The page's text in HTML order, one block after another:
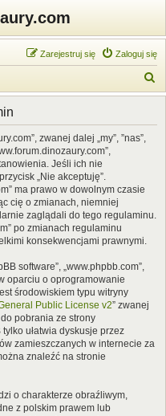
Zaloguj się
Zarejestruj się
z
zwanej dalej „my”, ”nas”,
Jeśli ich nie
„Nie akceptuję”.
ma prawo w dowolnym czasie
cię o zmianach, niemniej
zaglądali do tego regulaminu.
po zmianach regulaminu
konsekwencjami prawnymi.
software”, „www.phpbb.com”,
oparciu o oprogramowanie
środowiskiem typu witryny
Public License v2” zwanej
pobrania ze strony
ułatwia dyskusje przez
zamieszczanych w internecie za
znaleźć na stronie
o charakterze obraźliwym,
z polskim prawem lub